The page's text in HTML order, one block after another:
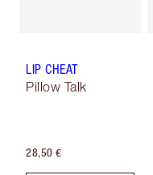
LIP CHEAT
Pillow Talk
28,50 €